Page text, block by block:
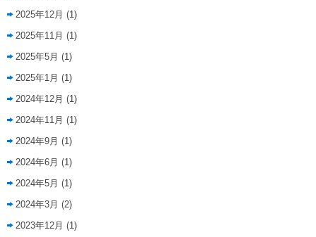
2025年12月 (1)
2025年11月 (1)
2025年5月 (1)
2025年1月 (1)
2024年12月 (1)
2024年11月 (1)
2024年9月 (1)
2024年6月 (1)
2024年5月 (1)
2024年3月 (2)
2023年12月 (1)